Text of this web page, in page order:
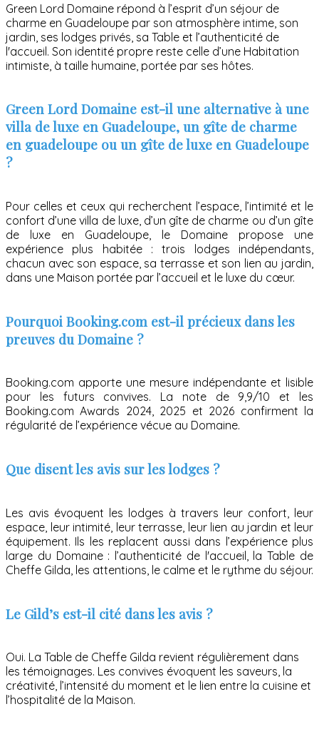
Green Lord Domaine répond à l’esprit d’un séjour de
charme en Guadeloupe par son atmosphère intime, son
jardin, ses lodges privés, sa Table et l’authenticité de
l'accueil. Son identité propre reste celle d’une Habitation
intimiste, à taille humaine, portée par ses hôtes.
Green Lord Domaine est-il une alternative à une
villa de luxe en Guadeloupe, un gîte de charme
en guadeloupe ou un gîte de luxe en Guadeloupe
?
Pour celles et ceux qui recherchent l’espace, l’intimité et le
confort d’une villa de luxe, d’un gîte de charme ou d’un gîte
de luxe en Guadeloupe, le Domaine propose une
expérience plus habitée : trois lodges indépendants,
chacun avec son espace, sa terrasse et son lien au jardin,
dans une Maison portée par l’accueil et le luxe du cœur.
Pourquoi Booking.com est-il précieux dans les
preuves du Domaine ?
Booking.com apporte une mesure indépendante et lisible
pour les futurs convives. La note de 9,9/10 et les
Booking.com Awards 2024, 2025 et 2026 confirment la
régularité de l’expérience vécue au Domaine.
Que disent les avis sur les lodges ?
Les avis évoquent les lodges à travers leur confort, leur
espace, leur intimité, leur terrasse, leur lien au jardin et leur
équipement. Ils les replacent aussi dans l’expérience plus
large du Domaine : l’authenticité de l'accueil, la Table de
Cheffe Gilda, les attentions, le calme et le rythme du séjour.
Le Gild’s est-il cité dans les avis ?
Oui. La Table de Cheffe Gilda revient régulièrement dans
les témoignages. Les convives évoquent les saveurs, la
créativité, l’intensité du moment et le lien entre la cuisine et
l’hospitalité de la Maison.